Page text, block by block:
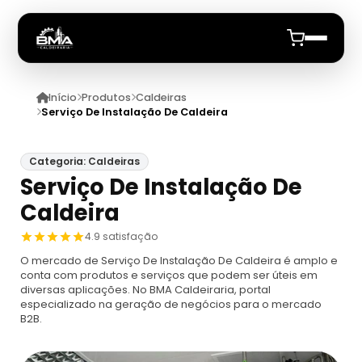
Início
Produtos
Caldeiras
Automação De Caldeiras
Caldeira De Recuperação
Caldeira De Recuperação Celulose
Inspecao Feitas Em Caldeiras
Cotação Inspeção De Caldeiras
Cotar Inspeção De Caldeiras
Montagem De Caldeira
Empresa De Montagem De Caldeiras A Gás
Caldeiras A Vapor
Anuncie
Início Produtos Caldeiras
Serviço De Instalação De Caldeira
Categoria: Caldeiras
Serviço De Instalação De
Caldeira
4.9 satisfação
O mercado de Serviço De Instalação De Caldeira é amplo e
conta com produtos e serviços que podem ser úteis em
diversas aplicações. No BMA Caldeiraria, portal
especializado na geração de negócios para o mercado
B2B.